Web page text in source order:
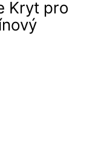
Kryt pro